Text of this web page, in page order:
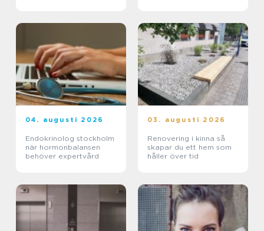
04. augusti 2026
Endokrinolog stockholm
när hormonbalansen
behöver expertvård
03. augusti 2026
Renovering i kinna så
skapar du ett hem som
håller över tid